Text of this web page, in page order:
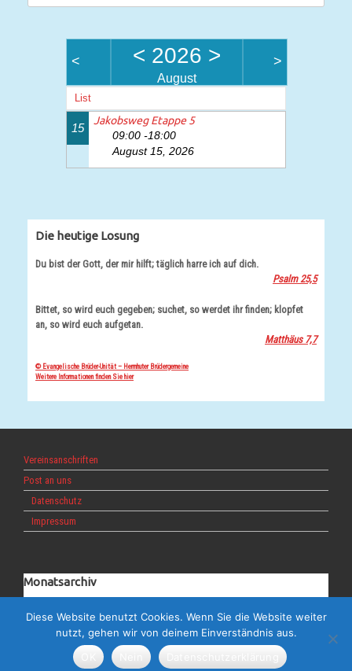
< < 2026 >
August
>
List
15
Jakobsweg Etappe 5
09:00 -18:00
August 15, 2026
Die heutige Losung
Du bist der Gott, der mir hilft; täglich harre ich auf dich.
Psalm 25,5
Bittet, so wird euch gegeben; suchet, so werdet ihr finden; klopfet
an, so wird euch aufgetan.
Matthäus 7,7
© Evangelische Brüder-Unität – Herrnhuter Brüdergemeine
Weitere Informationen finden Sie hier
Vereinsanschriften
Post an uns
Datenschutz
Impressum
Monatsarchiv
Diese Website benutzt Cookies. Wenn Sie die Website weiter
nutzt, gehen wir von deinem Einverständnis aus.